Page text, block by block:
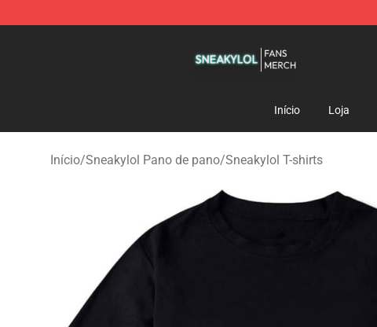
Início Loja
Início/Sneakylol Pano de pano/Sneakylol T-shirts